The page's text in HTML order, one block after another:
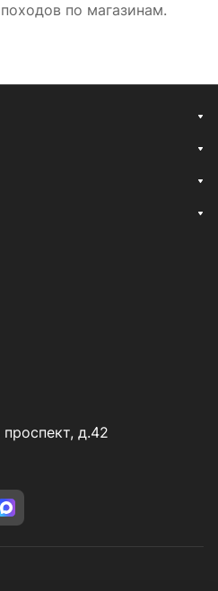
по магазинам.
д.42